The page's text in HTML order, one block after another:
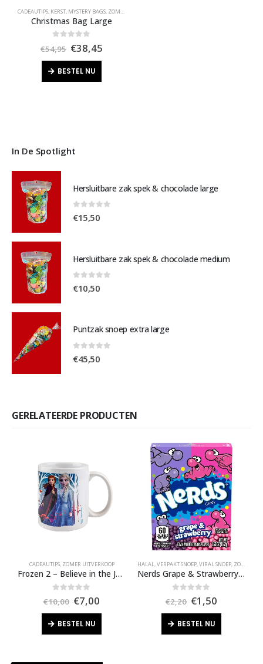
CADEAUTIPS, KERST, MYSTERY BAGS, ZOMER UITVERKOOP
Christmas Bag Large
out of 5
€54,95 Oorspronkelijke
prijs
was:
€54,95.
€38,45Huidige
BESTEL NU
In De Spotlight
Hersluitbare zak spek & chocolade large
0out of 5
€15,50
Hersluitbare zak spek & chocolade medium
0out of 5
€10,50
Puntzak snoep extra large
0out of 5
€45,50
GERELATEERDE PRODUCTEN
CADEAUTIPS, ZOMER UITVERKOOP
Frozen 2 – Believe in the Journey Mug
out of 5
€10,00 Oorspronkelijke
prijs
was:
€10,00.
€7,00Huidige
BESTEL NU
HALAL,VERPAKT SNOEP,VIRAL SNOEP, ZOMER UITVERKOOP
Nerds Grape & Strawberry 47 Gram
out of 5
€2,20
prijs
was:
€2,20.
€1,50Huidige
BESTEL NU